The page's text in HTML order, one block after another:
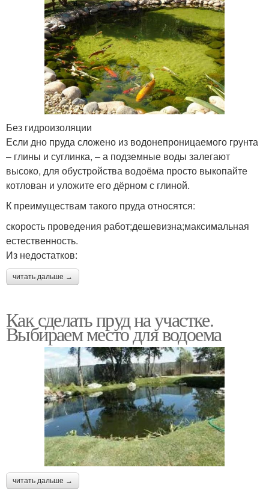
Без гидроизоляции
Если дно пруда сложено из водонепроницаемого грунта
– глины и суглинка, – а подземные воды залегают
высоко, для обустройства водоёма просто выкопайте
котлован и уложите его дёрном с глиной.
К преимуществам такого пруда относятся:
скорость проведения работ;дешевизна;максимальная
естественность.
Из недостатков:
читать дальше →
Как сделать пруд на участке.
Выбираем место для водоема
читать дальше →